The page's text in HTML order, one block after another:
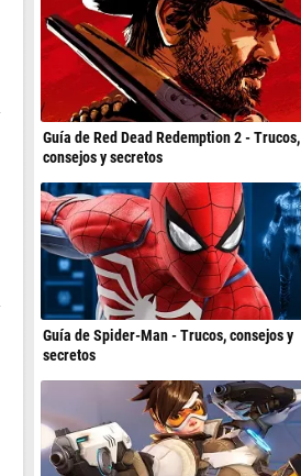
Guía de Red Dead Redemption 2 - Trucos,
consejos y secretos
Guía de Spider-Man - Trucos, consejos y
secretos